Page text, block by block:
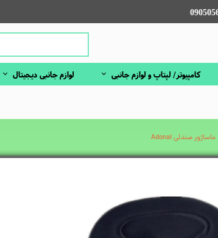
کامپیوتر/ لپتاپ و لوازم جانبی لوازم جانبی دیجیتال
ماساژور صندلی Adonai